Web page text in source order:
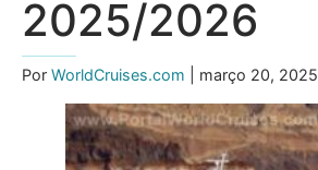
2025/2026
Por WorldCruises.com | março 20, 2025